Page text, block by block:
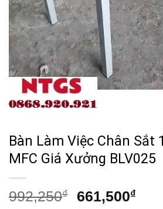
Bàn Làm Việc Chân Sắt
MFC Giá Xưởng BLV025
992,250₫
Giá
661,500₫Giá